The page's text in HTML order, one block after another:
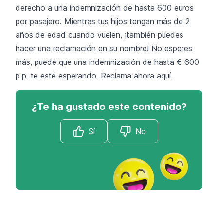
derecho a una indemnización de hasta 600 euros
por pasajero. Mientras tus hijos tengan más de 2
años de edad cuando vuelen, ¡también puedes
hacer una reclamación en su nombre! No esperes
más, puede que una indemnización de hasta € 600
p.p. te esté esperando. Reclama ahora aquí.
¿Te ha gustado este contenido?
Sí No